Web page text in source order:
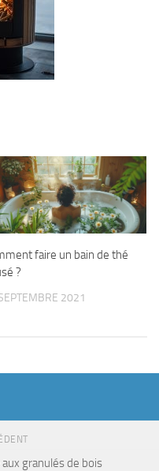
faire un bain de thé
?
2021
granulés de bois